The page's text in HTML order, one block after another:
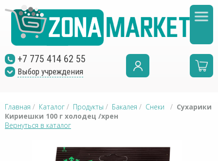
+7 775 414 62 55
Выбор учреждения
Главная / Каталог / Продукты / Бакалея / Снеки / Сухарики
Кириешки 100 г холодец /хрен
Вернуться в каталог